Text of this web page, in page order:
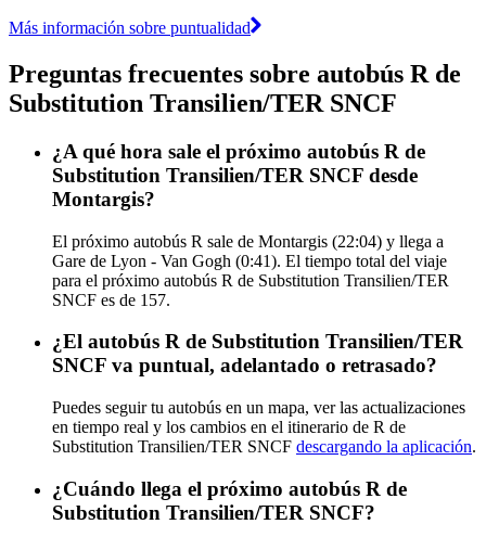
Más información sobre puntualidad
Preguntas frecuentes sobre autobús R de
Substitution Transilien/TER SNCF
¿A qué hora sale el próximo autobús R de
Substitution Transilien/TER SNCF desde
Montargis?
El próximo autobús R sale de Montargis (22:04) y llega a
Gare de Lyon - Van Gogh (0:41). El tiempo total del viaje
para el próximo autobús R de Substitution Transilien/TER
SNCF es de 157.
¿El autobús R de Substitution Transilien/TER
SNCF va puntual, adelantado o retrasado?
Puedes seguir tu autobús en un mapa, ver las actualizaciones
en tiempo real y los cambios en el itinerario de R de
Substitution Transilien/TER SNCF descargando la aplicación.
¿Cuándo llega el próximo autobús R de
Substitution Transilien/TER SNCF?